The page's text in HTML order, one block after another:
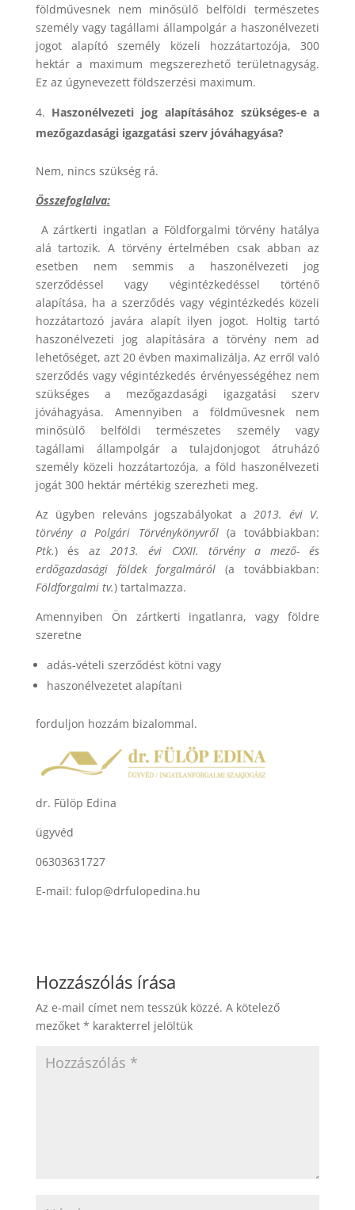
földművesnek nem minősülő belföldi természetes
személy vagy tagállami állampolgár a haszonélvezeti
jogot alapító személy közeli hozzátartozója, 300
hektár a maximum megszerezhető területnagyság.
Ez az úgynevezett földszerzési maximum.
Haszonélvezeti jog alapításához szükséges-e a
mezőgazdasági igazgatási szerv jóváhagyása?
Nem, nincs szükség rá.
Összefoglalva:
A zártkerti ingatlan a Földforgalmi törvény hatálya
alá tartozik. A törvény értelmében csak abban az
esetben nem semmis a haszonélvezeti jog
szerződéssel vagy végintézkedéssel történő
alapítása, ha a szerződés vagy végintézkedés közeli
hozzátartozó javára alapít ilyen jogot. Holtig tartó
haszonélvezeti jog alapítására a törvény nem ad
lehetőséget, azt 20 évben maximalizálja. Az erről való
szerződés vagy végintézkedés érvényességéhez nem
szükséges a mezőgazdasági igazgatási szerv
jóváhagyása. Amennyiben a földművesnek nem
minősülő belföldi természetes személy vagy
tagállami állampolgár a tulajdonjogot átruházó
személy közeli hozzátartozója, a föld haszonélvezeti
jogát 300 hektár mértékig szerezheti meg.
Az ügyben releváns jogszabályokat a 2013. évi V.
törvény a Polgári Törvénykönyvről(a továbbiakban:
Ptk.) és az2013. évi CXXII. törvény
a mező- és
erdőgazdasági földek forgalmáról(a továbbiakban:
Földforgalmi tv.) tartalmazza.
Amennyiben Ön zártkerti ingatlanra, vagy földre
szeretne
adás-vételi szerződést kötni vagy
haszonélvezetet alapítani
forduljon hozzám bizalommal.
dr. Fülöp Edina
ügyvéd
06303631727
E-mail: fulop@drfulopedina.hu
Hozzászólás írása
Az e-mail címet nem tesszük közzé. A kötelező
mezőket * karakterrel jelöltük